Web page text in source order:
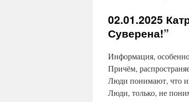
02.01.2025
Суверена!”
Информация,
Причём,
Люди понимают, что
Люди, только, не